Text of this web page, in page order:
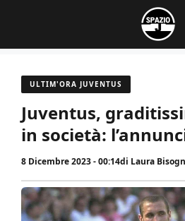
contenuto
ULTIM'ORA JUVENTUS
Juventus,
in società:
8 Dicembre 2023 - 00:14di Laura